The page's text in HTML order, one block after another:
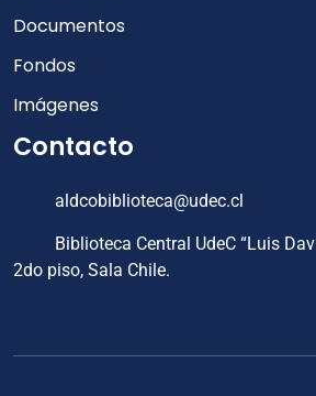
Documentos
Fondos
Imágenes
Contacto
aldcobiblioteca@udec.cl
Biblioteca Central UdeC “Luis
2do piso, Sala Chile.